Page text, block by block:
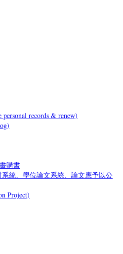
records & renew)
購書
統、學位論文系統、論文應予以公
Project)